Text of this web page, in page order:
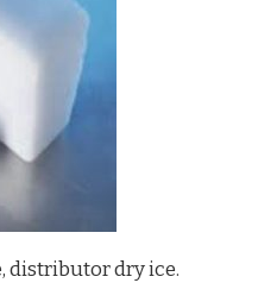
distributor dry ice.